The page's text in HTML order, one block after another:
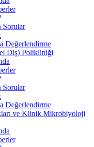
Sorular
Değerlendirme
Diş) Polikliniği
Sorular
Değerlendirme
ve Klinik Mikrobiyoloji